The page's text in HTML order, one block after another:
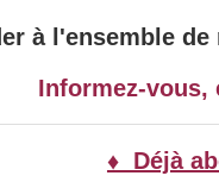
à l'ensemble
Informez-vous,
♦ Déjà